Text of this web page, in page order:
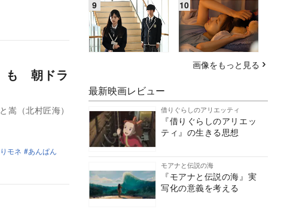
も 朝ドラ
嵩（北村匠海）
モネ
あんぱん
画像をもっと見る
最新映画レビュー
借りぐらしのアリエッティ
『借りぐらしのアリエッ
ティ』の生きる思想
モアナと伝説の海
『モアナと伝説の海』実
写化の意義を考える